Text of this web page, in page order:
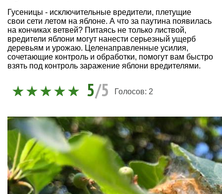
Гусеницы - исключительные вредители, плетущие
свои сети летом на яблоне. А что за паутина появилась
на кончиках ветвей? Питаясь не только листвой,
вредители яблони могут нанести серьезный ущерб
деревьям и урожаю. Целенаправленные усилия,
сочетающие контроль и обработки, помогут вам быстро
взять под контроль заражение яблони вредителями.
5/5 Голосов: 2